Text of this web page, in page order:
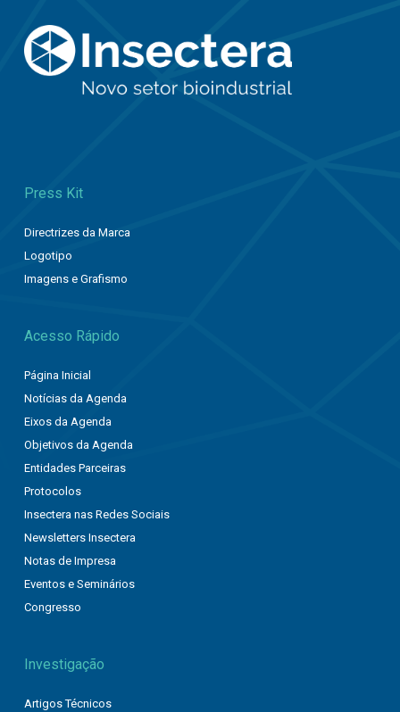
Press Kit
Directrizes da Marca
Logotipo
Imagens e Grafismo
Acesso Rápido
Página Inicial
Notícias da Agenda
Eixos da Agenda
Objetivos da Agenda
Entidades Parceiras
Protocolos
Insectera nas Redes Sociais
Newsletters Insectera
Notas de Impresa
Eventos e Seminários
Congresso
Investigação
Artigos Técnicos